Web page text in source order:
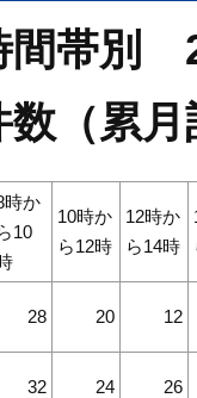
帯別
（累
時か
10
10時か
ら12時
12時か
ら14時
28 20 12
32 24 26